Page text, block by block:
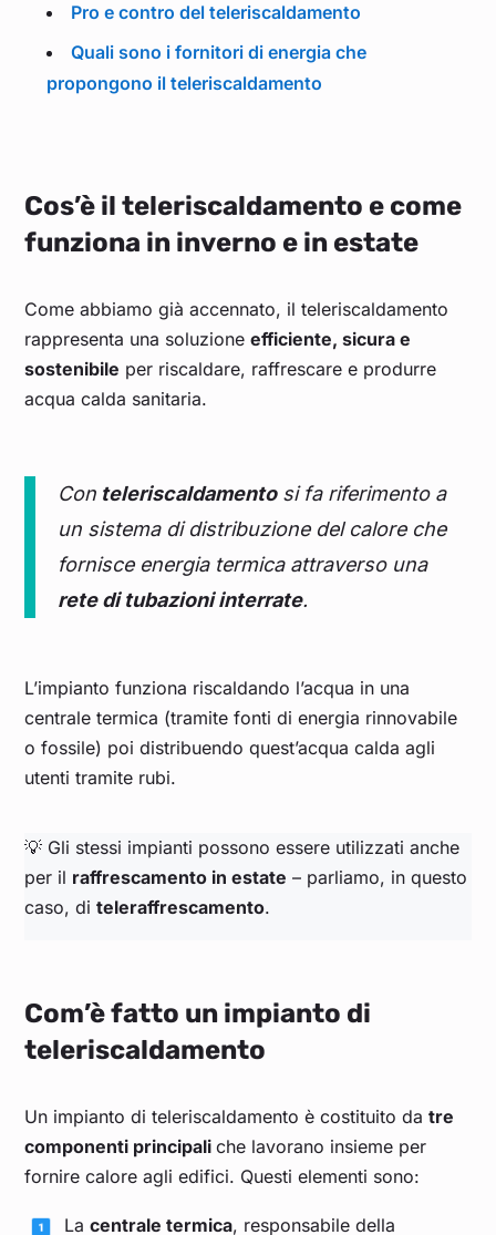
Pro e contro del teleriscaldamento
Quali sono i fornitori di energia che
propongono il teleriscaldamento
Cos’è il teleriscaldamento e come
funziona in inverno e in estate
Come abbiamo già accennato, il teleriscaldamento
rappresenta una soluzioneefficiente, sicura e
sostenibile per riscaldare, raffrescare e produrre
acqua calda sanitaria.
Con teleriscaldamentosi fa riferimento a
un sistema di distribuzione del calore che
fornisce energia termica attraverso una
rete di tubazioni interrate.
L’impianto funziona riscaldando l’acqua in una
centrale termica (tramite fonti di energia rinnovabile
o fossile) poi distribuendo quest’acqua calda agli
utenti tramite rubi.
💡 Gli stessi impianti possono essere utilizzati anche
per il raffrescamento in estate – parliamo, in questo
caso, diteleraffrescamento.
Com’è fatto un impianto di
teleriscaldamento
Un impianto di teleriscaldamento è costituito datre
componenti principaliche lavorano insieme per
fornire calore agli edifici. Questi elementi sono:
La centrale termica, responsabile della